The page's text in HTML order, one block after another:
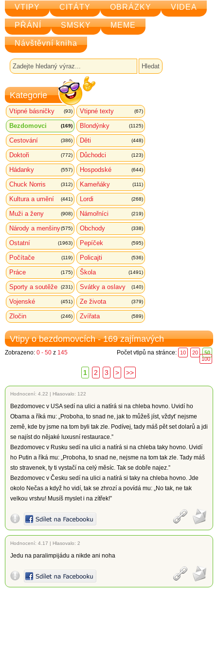
VTIPY CITÁTY OBRÁZKY VIDEA
PŘÁNÍ SMSKY MEME
Návštěvní kniha
Kategorie
Vtipné básničky (93) Vtipné texty (67)
Bezdomovci (169) Blondýnky (1125)
Cestování (386) Děti (448)
Doktoři (772) Důchodci (123)
Hádanky (557) Hospodské (644)
Chuck Norris (312) Kameňáky (111)
Kultura a umění (441) Lordi (268)
Muži a ženy (908) Námořníci (219)
Národy a menšiny(575) Obchody (338)
Ostatní (1963) Pepíček (595)
Počítače (119) Policajti (536)
Práce (175) Škola (1491)
Sporty a soutěže (231) Svátky a oslavy (140)
Vojenské (451) Ze života (379)
Zločin (246) Zvířata (589)
Vtipy o bezdomovcích - 169 zajímavých
Zobrazeno: 0 - 50 z 145 Počet vtipů na stránce: 10 20
50
100
1 2 3 > >>
Hodnocení: 4.22 | Hlasovalo: 122
Bezdomovec v USA sedí na ulici a natírá si na chleba hovno. Uvidí ho
Obama a říká mu: „Proboha, to snad ne, jak to můžeš jíst, vždyť nejsme
země, kde by jsme na tom byli tak zle. Podívej, tady máš pět set dolarů a jdi
se najíst do nějaké luxusní restaurace.”
Bezdomovec v Rusku sedí na ulici a natírá si na chleba taky hovno. Uvidí
ho Putin a říká mu: „Proboha, to snad ne, nejsme na tom tak zle. Tady máš
sto stravenek, ty ti vystačí na celý měsíc. Tak se dobře najez.”
Bezdomovec v Česku sedí na ulici a natírá si taky na chleba hovno. Jde
okolo Nečas a když ho vidí, tak se zhrozí a povídá mu: „No tak, ne tak
velkou vrstvu! Musíš myslet i na zítřek!”
Hodnocení: 4.17 | Hlasovalo: 2
Jedu na paralimpijádu a nikde ani noha